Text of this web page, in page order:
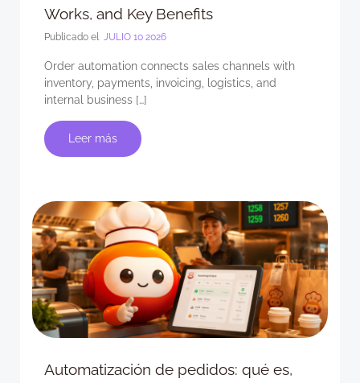
Works, and Key Benefits
Publicado el JULIO 10 2026
Order automation connects sales channels with
inventory, payments, invoicing, logistics, and
internal business […]
Leer más
Automatización de pedidos: qué es,